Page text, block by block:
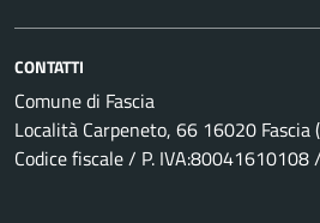
CONTATTI
Comune di Fascia
Località Carpeneto, 66 16020 Fascia
Codice fiscale / P.